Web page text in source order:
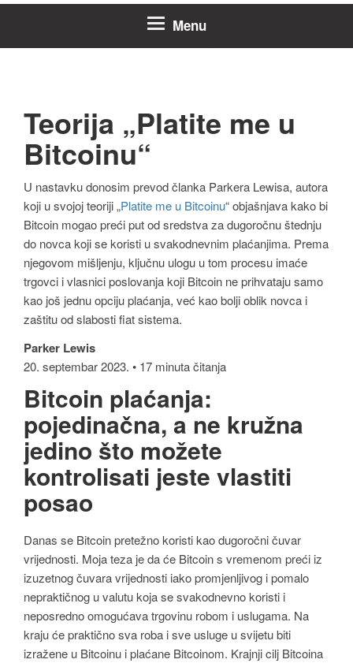
Menu
Teorija „Platite me u
Bitcoinu“
U nastavku donosim prevod članka Parkera Lewisa, autora
koji u svojoj teoriji „Platite me u Bitcoinu“ objašnjava kako bi
Bitcoin mogao preći put od sredstva za dugoročnu štednju
do novca koji se koristi u svakodnevnim plaćanjima. Prema
njegovom mišljenju, ključnu ulogu u tom procesu imaće
trgovci i vlasnici poslovanja koji Bitcoin ne prihvataju samo
kao još jednu opciju plaćanja, već kao bolji oblik novca i
zaštitu od slabosti fiat sistema.
Parker Lewis
20. septembar 2023. • 17 minuta čitanja
Bitcoin plaćanja:
pojedinačna, a ne kružna
jedino što možete
kontrolisati jeste vlastiti
posao
Danas se Bitcoin pretežno koristi kao dugoročni čuvar
vrijednosti. Moja teza je da će Bitcoin s vremenom preći iz
izuzetnog čuvara vrijednosti iako promjenljivog i pomalo
nepraktičnog u valutu koja se svakodnevno koristi i
neposredno omogućava trgovinu robom i uslugama. Na
kraju će praktično sva roba i sve usluge u svijetu biti
izražene u Bitcoinu i plaćane Bitcoinom. Krajnji cilj Bitcoina